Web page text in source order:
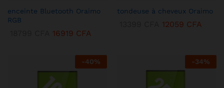
enceinte Bluetooth Oraimo
RGB
16919 CFA
tondeuse à cheveux Oraimo
12059 CFA
-40% -34%